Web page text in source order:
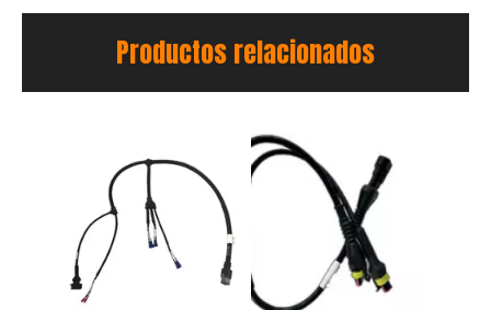
Productos relacionados